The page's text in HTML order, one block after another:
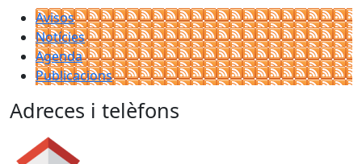
Avisos
Notícies
Agenda
Publicacions
Adreces i telèfons